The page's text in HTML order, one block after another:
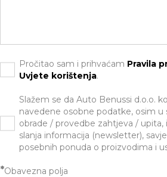
Pročitao sam i prihvaćam Pravila
Uvjete korištenja.
Slažem se da Auto Benussi d.o.o.
navedene osobne podatke, osim u
obrade / provedbe zahtjeva / upita,
slanja informacija (newsletter),
posebnih ponuda o proizvodima i
*Obavezna polja